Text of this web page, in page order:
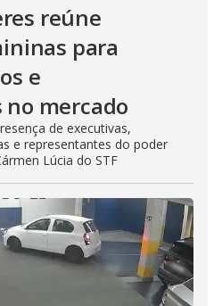
reúne
para
e
mercado
de executivas,
e representantes do poder
Lúcia do STF